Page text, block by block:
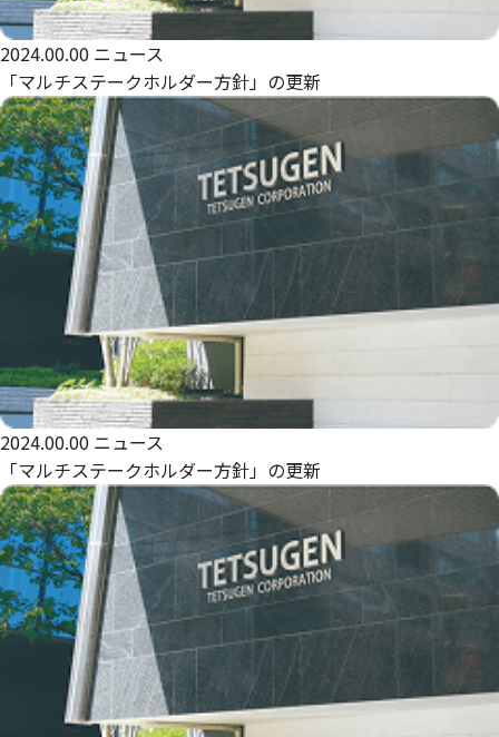
2024.00.00 ニュース
「マルチステークホルダー方針」の更新
2024.00.00 ニュース
「マルチステークホルダー方針」の更新